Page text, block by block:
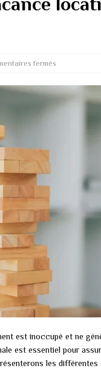
fermés
est inoccupé et ne
est essentiel pour
les